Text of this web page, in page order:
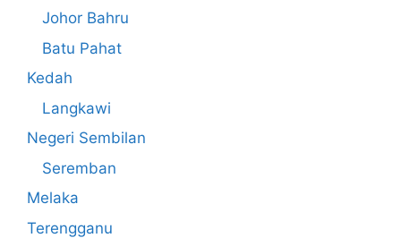
Johor Bahru
Batu Pahat
Kedah
Langkawi
Negeri Sembilan
Seremban
Melaka
Terengganu